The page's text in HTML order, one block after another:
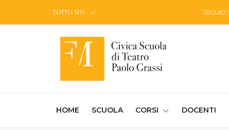
TUTTI I SITI SEGUICI
HOME (CURRENT)
SCUOLA CORSI DOCENTI